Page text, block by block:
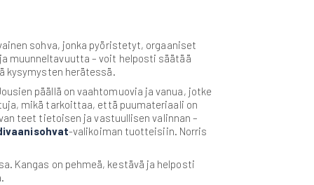
sohva, jonka pyöristetyt, orgaaniset
muunneltavuutta – voit helposti säätää
kysymysten herätessä.
päällä on vaahtomuovia ja vanua, jotke
mikä tarkoittaa, että puumateriaali on
teet tietoisen ja vastuullisen valinnan –
-valikoiman tuotteisiin. Norris
Kangas on pehmeä, kestävä ja helposti